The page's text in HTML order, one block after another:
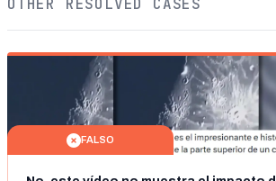
OTHER RESOLVED CASES
FALSO